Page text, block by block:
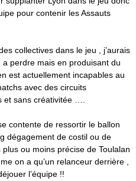
pour contenir les Assauts
collectives dans le jeu , j’aurais
perdre mais en produisant du
est actuellement incapables au
avec des circuits
et sans créativitée ….
contente de ressortir le ballon
dégagement de costil ou de
ou moins précise de Toulalan
on a qu’un relanceur derrière ,
l’équipe !!